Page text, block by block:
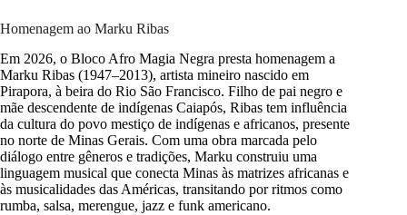
Homenagem ao Marku Ribas
Em 2026, o Bloco Afro Magia Negra presta homenagem a
Marku Ribas (1947–2013), artista mineiro nascido em
Pirapora, à beira do Rio São Francisco. Filho de pai negro e
mãe descendente de indígenas Caiapós, Ribas tem influência
da cultura do povo mestiço de indígenas e africanos, presente
no norte de Minas Gerais. Com uma obra marcada pelo
diálogo entre gêneros e tradições, Marku construiu uma
linguagem musical que conecta Minas às matrizes africanas e
às musicalidades das Américas, transitando por ritmos como
rumba, salsa, merengue, jazz e funk americano.